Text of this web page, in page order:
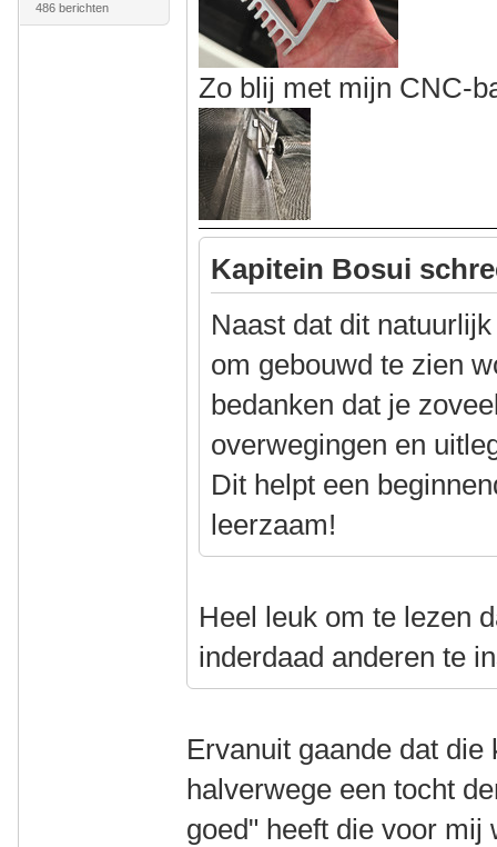
486 berichten
Zo blij met mijn CNC-
Kapitein Bosui
Naast dat dit
om gebouwd te zien
bedanken dat je
overwegingen en
Dit helpt een
leerzaam!
Heel leuk om te lezen
inderdaad anderen te
Ervanuit gaande dat
halverwege een tocht
goed" heeft die voor